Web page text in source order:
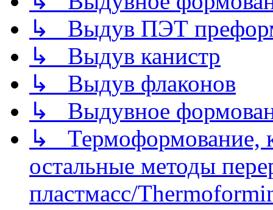
↳ Выдув ПЭТ
↳ Выдув канистр
↳ Выдув флаконов
↳ Выдувное
↳ Термоформование,
остальные методы
пластмасс/